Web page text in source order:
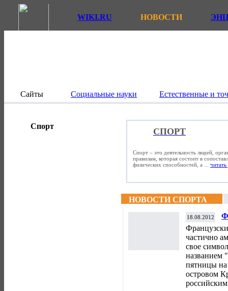
WIKI.RU НОВОСТИ
Сайты Социальные науки Естественные и
Спорт
СПОРТ
Спорт – это деятельность людей,
правилам, которая состоит в
физических способностей, а ... читать
НОВОСТИ СПОРТА
18.08.2012
частично
свое
названием
пятницы
островом